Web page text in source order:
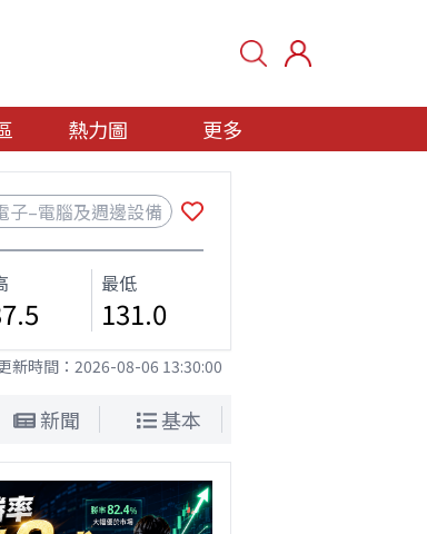
熱力圖 更多
子–電腦及週邊設備
最低
131.0
新時間： 2026-08-06 13:30:00
新聞 基本